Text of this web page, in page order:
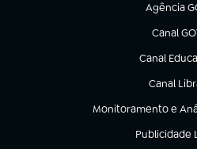
Agência
(abre em
Canal
(abre em
Canal
(abre em
Canal
(abre em
Monitoramento e
(abre em nova aba)
Publicidade
(abre em